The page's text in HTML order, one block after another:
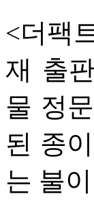
<더팩
재 출
물 정
된 종
는 불